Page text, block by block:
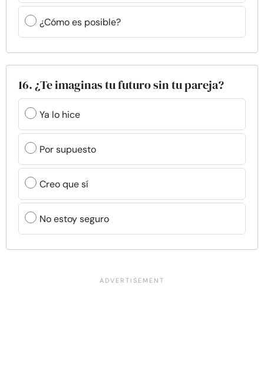
¿Cómo es posible?
16. ¿Te imaginas tu futuro sin tu pareja?
Ya lo hice
Por supuesto
Creo que sí
No estoy seguro